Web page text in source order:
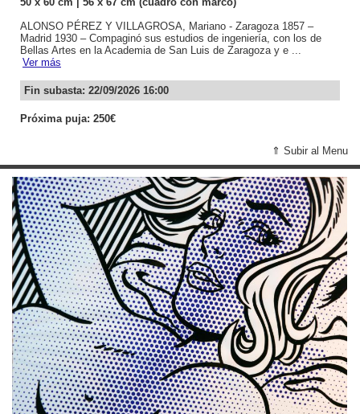
ALONSO PÉREZ Y VILLAGROSA, Mariano - Zaragoza 1857 –
Madrid 1930 – Compaginó sus estudios de ingeniería, con los de
Bellas Artes en la Academia de San Luis de Zaragoza y e ...
Ver más
Fin subasta: 22/09/2026 16:00
Próxima puja: 250€
⇑ Subir al Menu